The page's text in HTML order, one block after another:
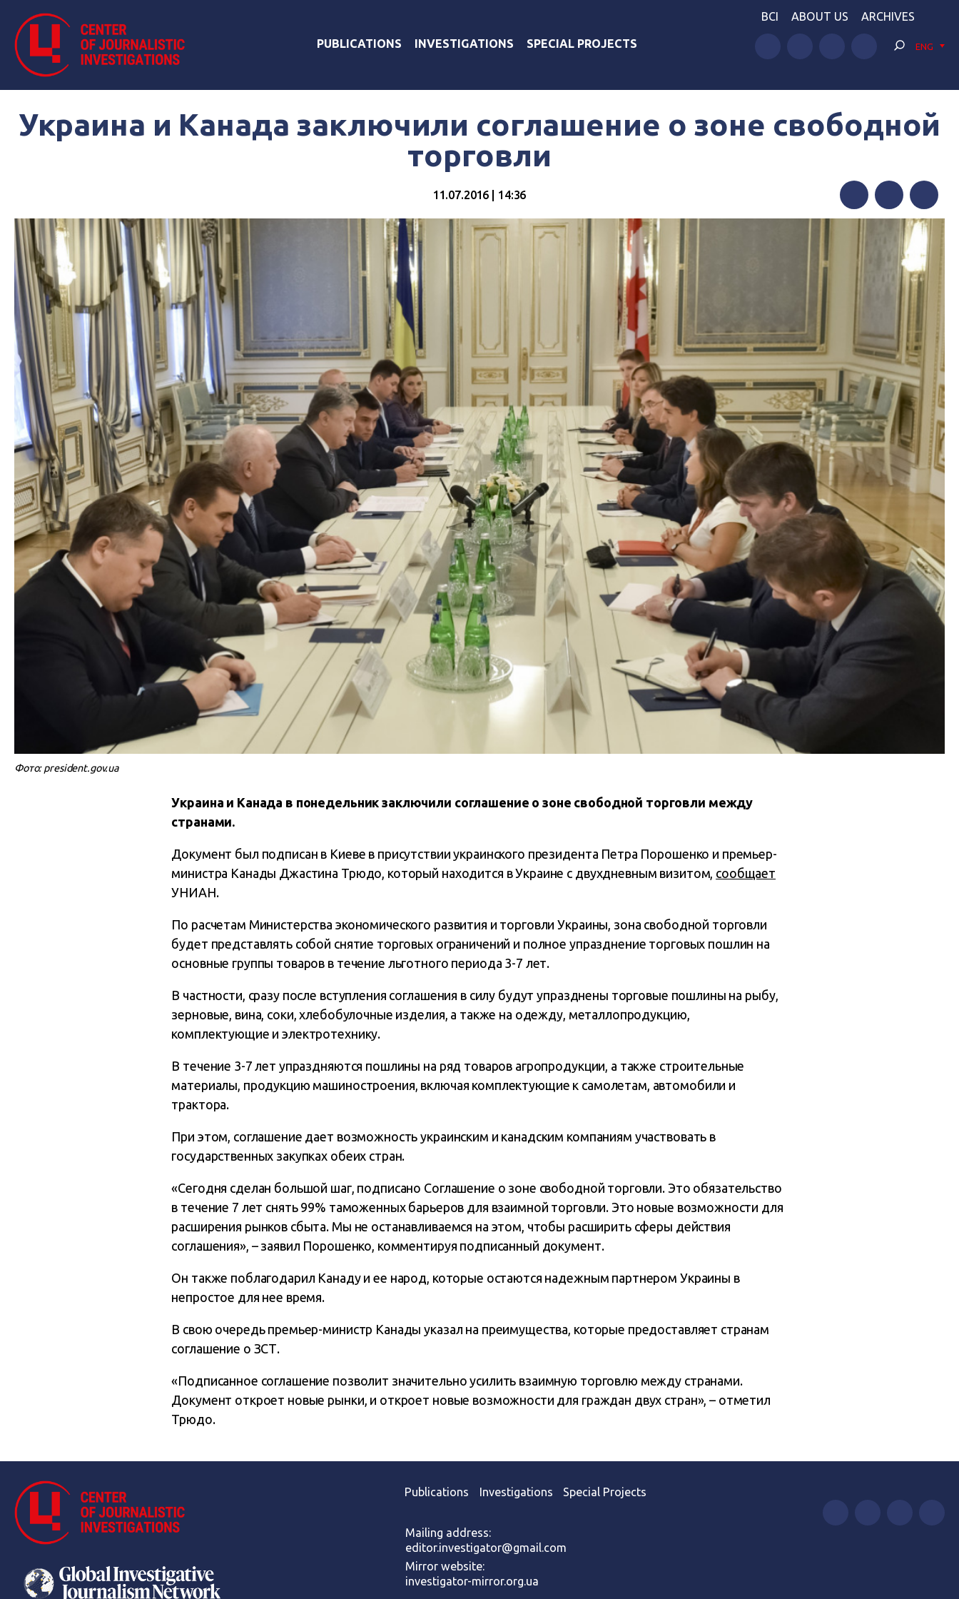
PUBLICATIONS INVESTIGATIONS SPECIAL PROJECTS
BCI ABOUT US ARCHIVES
ENG
Украина и Канада заключили соглашение о зоне свободной
торговли
11.07.2016 | 14:36
TwitterTelegram
Фото: president.gov.ua
Украина и Канада в понедельник заключили соглашение о зоне свободной торговли между
странами.
Документ был подписан в Киеве в присутствии украинского президента Петра Порошенко и премьер-
министра Канады Джастина Трюдо, который находится в Украине с двухдневным визитом, сообщает
УНИАН.
По расчетам Министерства экономического развития и торговли Украины, зона свободной торговли
будет представлять собой снятие торговых ограничений и полное упразднение торговых пошлин на
основные группы товаров в течение льготного периода 3-7 лет.
В частности, сразу после вступления соглашения в силу будут упразднены торговые пошлины на рыбу,
зерновые, вина, соки, хлебобулочные изделия, а также на одежду, металлопродукцию,
комплектующие и электротехнику.
В течение 3-7 лет упраздняются пошлины на ряд товаров агропродукции, а также строительные
материалы, продукцию машиностроения, включая комплектующие к самолетам, автомобили и
трактора.
При этом, соглашение дает возможность украинским и канадским компаниям участвовать в
государственных закупках обеих стран.
«Сегодня сделан большой шаг, подписано Соглашение о зоне свободной торговли. Это обязательство
в течение 7 лет снять 99% таможенных барьеров для взаимной торговли. Это новые возможности для
расширения рынков сбыта. Мы не останавливаемся на этом, чтобы расширить сферы действия
соглашения», – заявил Порошенко, комментируя подписанный документ.
Он также поблагодарил Канаду и ее народ, которые остаются надежным партнером Украины в
непростое для нее время.
В свою очередь премьер-министр Канады указал на преимущества, которые предоставляет странам
соглашение о ЗСТ.
«Подписанное соглашение позволит значительно усилить взаимную торговлю между странами.
Документ откроет новые рынки, и откроет новые возможности для граждан двух стран», – отметил
Трюдо.
Publications Investigations Special Projects
Mailing address:
editor.investigator@gmail.com
Mirror website:
investigator-mirror.org.ua